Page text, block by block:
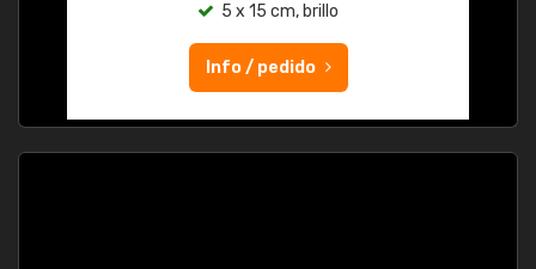
5 x 15 cm, brillo
Info / pedido